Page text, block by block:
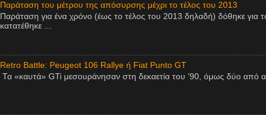
Παράταση του μέτρου της απόσυρσης μέχρι το τέλος του 2013
Παράταση για ένα χρόνο (έως το τέλος του 2013 δηλαδή) δόθηκε
κατατέθηκε ...
Retro Battle: Peugeot 106 Rallye ή Fiat Punto GT
Τα «καυτά» GTi μεσουράνησαν στη δεκαετία του ’90, όμως δύο από